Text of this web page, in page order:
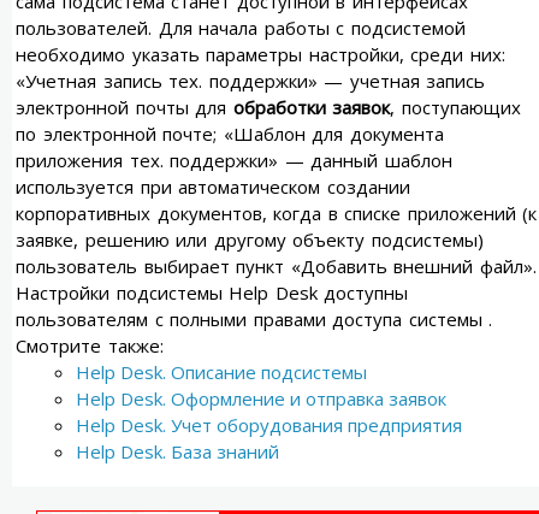
пользователей. Для начала работы с подсистемой
необходимо указать параметры настройки, среди них:
«Учетная запись тех. поддержки» — учетная запись
электронной почты для обработки заявок, поступающих
по электронной почте; «Шаблон для документа
приложения тех. поддержки» — данный шаблон
используется при автоматическом создании
корпоративных документов, когда в списке приложений (к
заявке, решению или другому объекту подсистемы)
пользователь выбирает пункт «Добавить внешний файл».
Настройки подсистемы Help Desk доступны
пользователям с полными правами доступа системы .
Смотрите также:
Help Desk. Описание подсистемы
Help Desk. Оформление и отправка заявок
Help Desk. Учет оборудования предприятия
Help Desk. База знаний